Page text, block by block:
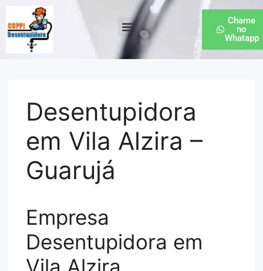
Chame
no
Whatapp
Desentupidora
em Vila Alzira –
Guarujá
Empresa
Desentupidora em